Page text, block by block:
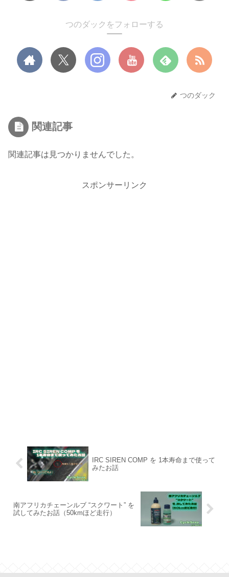
つのダックをフォローする
つのダック
関連記事
関連記事は見つかりませんでした。
スポンサーリンク
IRC SIREN COMP を 1本寿命まで使って
みたお話
南アフリカチェーンルブ “スクワート” を
試してみたお話（50kmほど走行）